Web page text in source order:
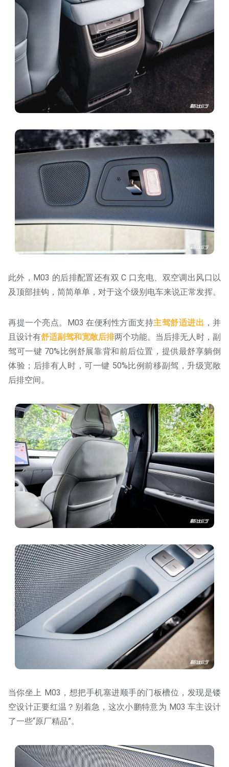
此外，M03 的后排配置还有双 C 口充电、双空调出风口以
及顶部挂钩，简简单单，对于这个级别电车来说正常发挥。
再提一个亮点。M03 在便利性方面支持主驾舒适进出 ，并
且设计有舒适副驾和宽敞后排两个功能。当后排无人时，副
驾可一键 70%比例舒展靠背和前后位置，提供最舒享躺倒
体验；后排有人时，可一键 50%比例前移副驾，升级宽敞
后排空间。
当你坐上 M03，想把手机塞进顺手的门板槽位，发现是镂
空设计正要红温？别着急，这次小鹏特意为 M03 车主设计
了一些“原厂精品”。